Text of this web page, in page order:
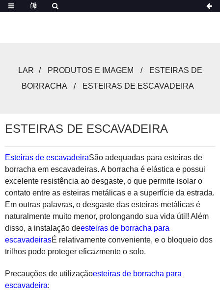
LAR PRODUTOS E IMAGEM
ESTEIRAS DE
BORRACHA
ESTEIRAS DE ESCAVADEIRA
ESTEIRAS DE ESCAVADEIRA
Esteiras de escavadeiraSão adequadas para esteiras de
borracha em escavadeiras. A borracha é elástica e possui
excelente resistência ao desgaste, o que permite isolar o
contato entre as esteiras metálicas e a superfície da estrada.
Em outras palavras, o desgaste das esteiras metálicas é
naturalmente muito menor, prolongando sua vida útil! Além
disso, a instalação deesteiras de borracha para
escavadeirasÉ relativamente conveniente, e o bloqueio dos
trilhos pode proteger eficazmente o solo.
Precauções de utilizaçãoesteiras de borracha para
escavadeira: